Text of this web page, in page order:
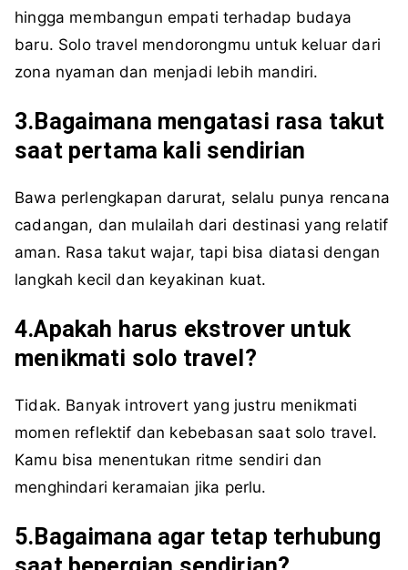
hingga membangun empati terhadap budaya
baru. Solo travel mendorongmu untuk keluar dari
zona nyaman dan menjadi lebih mandiri.
3.Bagaimana mengatasi rasa takut
saat pertama kali sendirian
Bawa perlengkapan darurat, selalu punya rencana
cadangan, dan mulailah dari destinasi yang relatif
aman. Rasa takut wajar, tapi bisa diatasi dengan
langkah kecil dan keyakinan kuat.
4.Apakah harus ekstrover untuk
menikmati solo travel?
Tidak. Banyak introvert yang justru menikmati
momen reflektif dan kebebasan saat solo travel.
Kamu bisa menentukan ritme sendiri dan
menghindari keramaian jika perlu.
5.Bagaimana agar tetap terhubung